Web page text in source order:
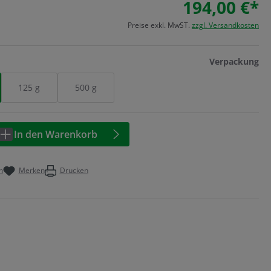
194,00 €*
Preise exkl. MwST. zzgl. Versandkosten
Verpackung
125 g 500 g
Geben Sie den gewünschten
In den Warenkorb
Merken Drucken